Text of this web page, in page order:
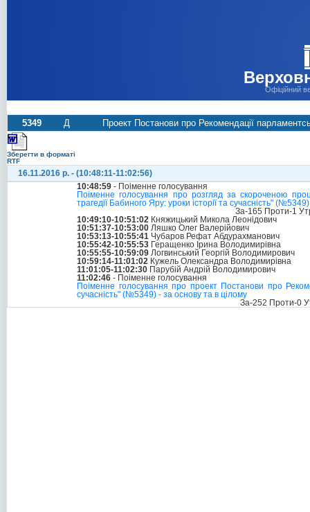
Офіційний
5349 Д Проект Постанови про Рекомендації
Зберегти в форматі
RTF
16.11.2016 р. - (10:48:11-11:02:56)
10:48:59 - Поіменне голосування
Поіменне голосування про розгляд за скороченою
трагедії Бабиного Яру: уроки історії та сучасність" (№5349)
За-165 Проти-1
10:49:10-10:51:02 Княжицький Микола Леонідович
10:51:37-10:53:00 Ляшко Олег Валерійович
10:53:13-10:55:41 Чубаров Рефат Абдурахманович
10:55:42-10:55:53 Геращенко Ірина Володимирівна
10:55:55-10:59:09 Логвинський Георгій Володимирович
10:59:14-11:01:02 Кужель Олександра Володимирівна
11:01:05-11:02:30 Парубій Андрій Володимирович
11:02:46 - Поіменне голосування
Поіменне голосування про проект Постанови про
сучасність" (№5349) - за основу та в цілому
За-252 Проти-0